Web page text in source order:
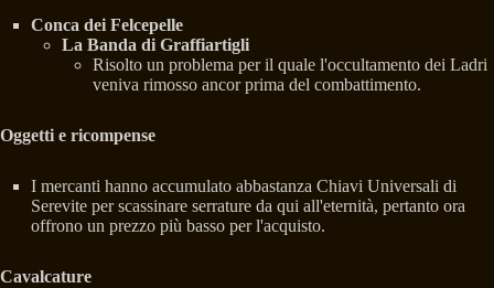
Conca dei Felcepelle
La Banda di Graffiartigli
Risolto un problema per il quale l'occultamento dei Ladri
veniva rimosso ancor prima del combattimento.
Oggetti e ricompense
I mercanti hanno accumulato abbastanza Chiavi Universali di
Serevite per scassinare serrature da qui all'eternità, pertanto ora
offrono un prezzo più basso per l'acquisto.
Cavalcature